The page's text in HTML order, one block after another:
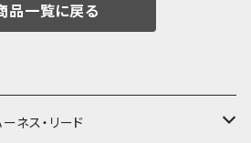
品一覧に戻る
ネス・リード